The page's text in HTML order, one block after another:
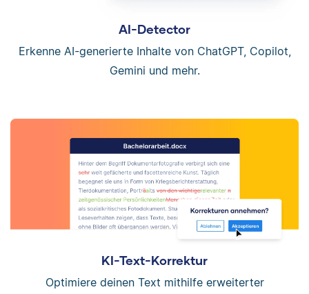
AI-Detector
Erkenne AI-generierte Inhalte von ChatGPT, Copilot,
Gemini und mehr.
KI-Text-Korrektur
Optimiere deinen Text mithilfe erweiterter